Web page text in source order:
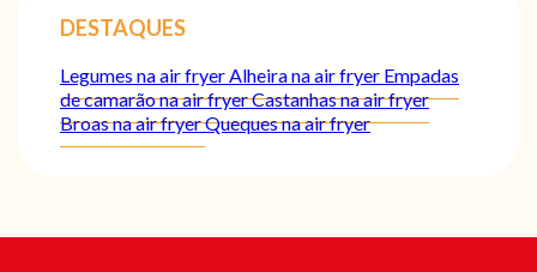
DESTAQUES
Legumes na air fryerAlheira na air fryer Empadas
de camarão na air fryerCastanhas na air fryer
Broas na air fryerQueques na air fryer